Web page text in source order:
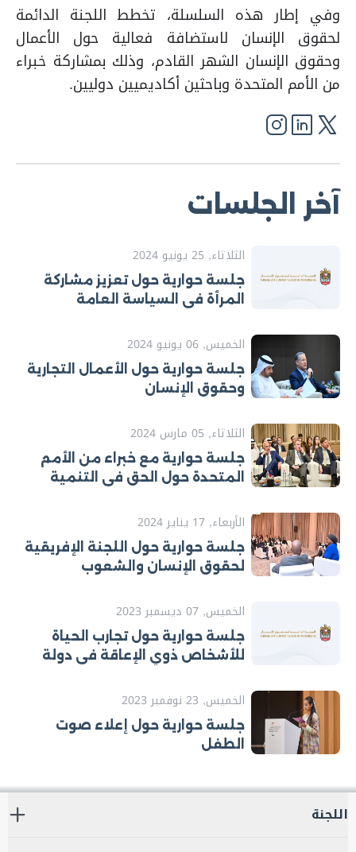
وفي إطار هذه السلسلة، تخطط اللجنة الدائمة
لحقوق الإنسان لاستضافة فعالية حول الأعمال
وحقوق الإنسان الشهر القادم، وذلك بمشاركة خبراء
من الأمم المتحدة وباحثين أكاديميين دوليين.
آخر الجلسات
الثلاثاء, 25 يونيو 2024
جلسة حوارية حول تعزيز مشاركة
المرأة في السياسة العامة
الخميس, 06 يونيو 2024
جلسة حوارية حول الأعمال التجارية
وحقوق الإنسان
الثلاثاء, 05 مارس 2024
جلسة حوارية مع خبراء من الأمم
المتحدة حول الحق في التنمية
الأربعاء, 17 يناير 2024
جلسة حوارية حول اللجنة الإفريقية
لحقوق الإنسان والشعوب
الخميس, 07 ديسمبر 2023
جلسة حوارية حول تجارب الحياة
للأشخاص ذوي الإعاقة في دولة
الخميس, 23 نوفمبر 2023
جلسة حوارية حول إعلاء صوت
الطفل
اللجنة